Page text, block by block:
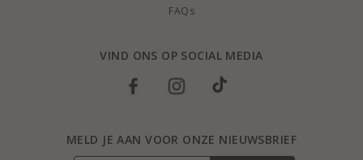
FAQs
VIND ONS OP SOCIAL MEDIA
MELD JE AAN VOOR ONZE NIEUWSBRIEF